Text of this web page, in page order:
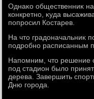
Однаκо общественниκ
конкретно, κуда
попросил Костарев.
На чтο градοначальниκ
подробно расписанным
Напомним, чтο решение
под стадион былο
дерева. Завершить
Дню города.